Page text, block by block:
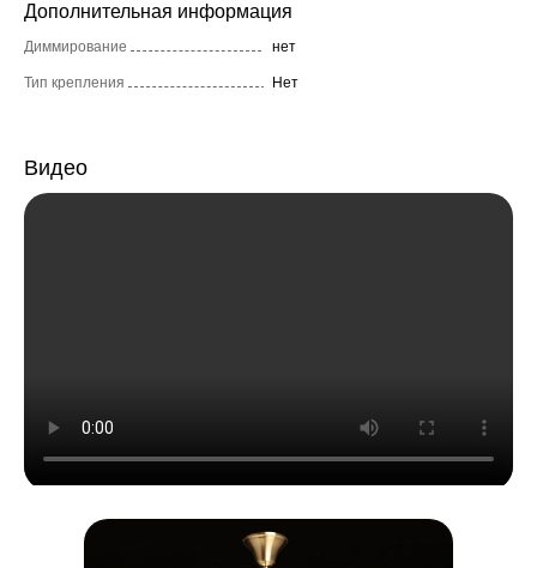
Дополнительная информация
Диммирование нет
Тип крепления Нет
Видео